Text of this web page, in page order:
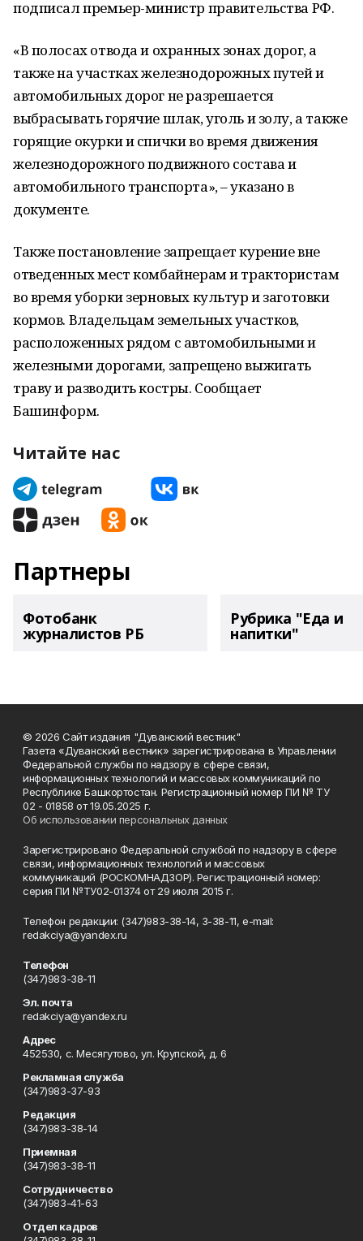
подписал премьер-министр правительства РФ.
«В полосах отвода и охранных зонах дорог, а
также на участках железнодорожных путей и
автомобильных дорог не разрешается
выбрасывать горячие шлак, уголь и золу, а также
горящие окурки и спички во время движения
железнодорожного подвижного состава и
автомобильного транспорта», – указано в
документе.
Также постановление запрещает курение вне
отведенных мест комбайнерам и трактористам
во время уборки зерновых культур и заготовки
кормов. Владельцам земельных участков,
расположенных рядом с автомобильными и
железными дорогами, запрещено выжигать
траву и разводить костры. Сообщает
Башинформ.
Читайте нас
Партнеры
Фотобанк
журналистов РБ
Рубрика "Еда и
напитки"
© 2026 Сайт издания "Дуванский вестник"
Газета «Дуванский вестник» зарегистрирована в Управлении
Федеральной службы по надзору в сфере связи,
информационных технологий и массовых коммуникаций по
Республике Башкортостан. Регистрационный номер ПИ № ТУ
02 - 01858 от 19.05.2025 г.
Об использовании персональных данных
Зарегистрировано Федеральной службой по надзору в сфере
связи, информационных технологий и массовых
коммуникаций (РОСКОМНАДЗОР). Регистрационный номер:
серия ПИ №ТУ02-01374 от 29 июля 2015 г.
Телефон редакции: (347)983-38-14, 3-38-11, e-mail:
redakciya@yandex.ru
Телефон
(347)983-38-11
Эл. почта
redakciya@yandex.ru
Адрес
452530, с. Месягутово, ул. Крупской, д. 6
Рекламная служба
(347)983-37-93
Редакция
(347)983-38-14
Приемная
(347)983-38-11
Сотрудничество
(347)983-41-63
Отдел кадров